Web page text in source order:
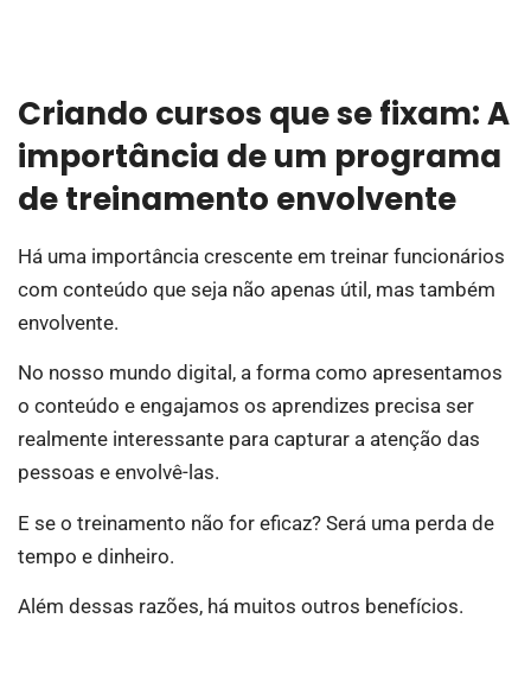
Criando cursos que se fixam: A
importância de um programa
de treinamento envolvente
Há uma importância crescente em treinar funcionários
com conteúdo que seja não apenas útil, mas também
envolvente.
No nosso mundo digital, a forma como apresentamos
o conteúdo e engajamos os aprendizes precisa ser
realmente interessante para capturar a atenção das
pessoas e envolvê-las.
E se o treinamento não for eficaz? Será uma perda de
tempo e dinheiro.
Além dessas razões, há muitos outros benefícios.